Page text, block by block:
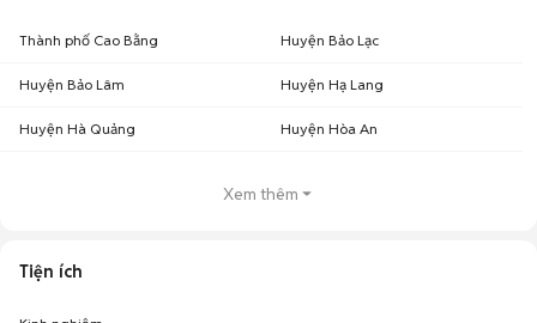
Thành phố Cao Bằng Huyện Bảo Lạc
Huyện Bảo Lâm Huyện Hạ Lang
Huyện Hà Quảng Huyện Hòa An
Xem thêm
Tiện ích